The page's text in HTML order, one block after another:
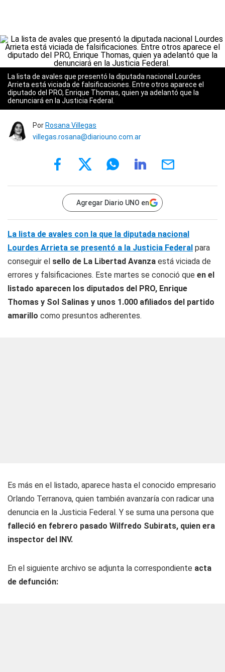
La lista de avales que presentó la diputada nacional Lourdes
Arrieta está viciada de falsificaciones. Entre otros aparece el
diputado del PRO, Enrique Thomas, quien ya adelantó que la
denunciará en la Justicia Federal.
Por Rosana Villegas
villegas.rosana@diariouno.com.ar
Agregar Diario UNO en
La lista de avales con la que la diputada nacional
Lourdes Arrieta se presentó a la Justicia Federal para
conseguir el sello de La Libertad Avanza está viciada de
errores y falsificaciones. Este martes se conoció que en el
listado aparecen los diputados del PRO, Enrique
Thomas y Sol Salinas y unos 1.000 afiliados del partido
amarillo como presuntos adherentes.
Es más en el listado, aparece hasta el conocido empresario
Orlando Terranova, quien también avanzaría con radicar una
denuncia en la Justicia Federal. Y se suma una persona que
falleció en febrero pasado Wilfredo Subirats, quien era
inspector del INV.
En el siguiente archivo se adjunta la correspondiente acta
de defunción: